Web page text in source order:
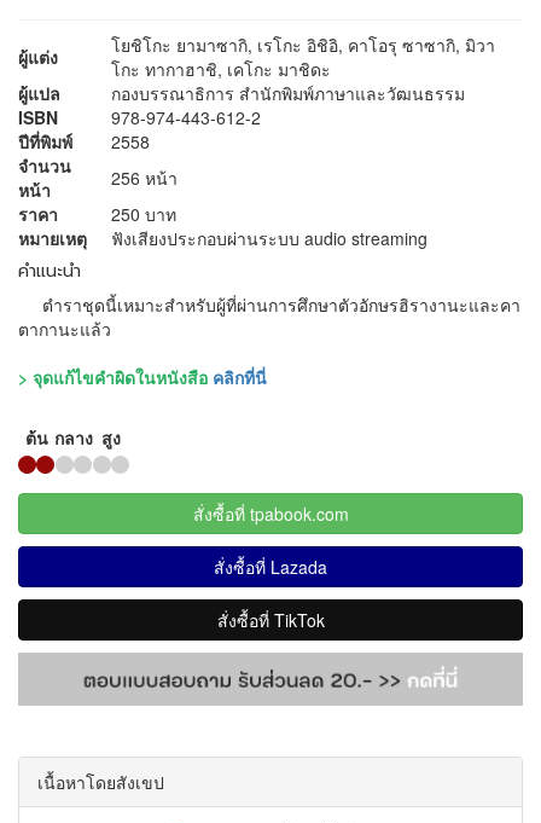
ผู้แต่ง
โยชิโกะ ยามาซากิ, เรโกะ อิชิอิ, คาโอรุ ซาซากิ, มิวา
โกะ ทากาฮาชิ, เคโกะ มาชิดะ
ผู้แปล
กองบรรณาธิการ สำนักพิมพ์ภาษาและวัฒนธรรม
ISBN
978-974-443-612-2
ปีที่พิมพ์
2558
จำนวน
หน้า
256 หน้า
ราคา
250 บาท
หมายเหตุ
ฟังเสียงประกอบผ่านระบบ audio streaming
คำแนะนำ
ตำราชุดนี้เหมาะสำหรับผู้ที่ผ่านการศึกษาตัวอักษรฮิรางานะและคา
ตากานะแล้ว
> จุดแก้ไขคำผิดในหนังสือ คลิกที่นี่
ต้น กลาง สูง
สั่งซื้อที่ tpabook.com
สั่งซื้อที่ Lazada
สั่งซื้อที่ TikTok
เนื้อหาโดยสังเขป